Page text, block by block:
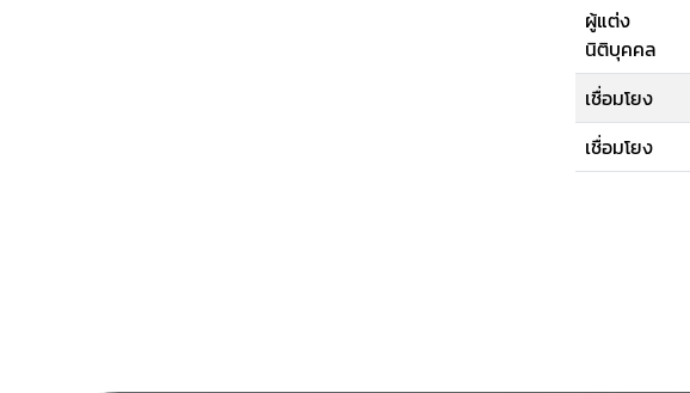
ผู้แต่ง
นิติบุคคล
เชื่อมโยง
เชื่อมโยง